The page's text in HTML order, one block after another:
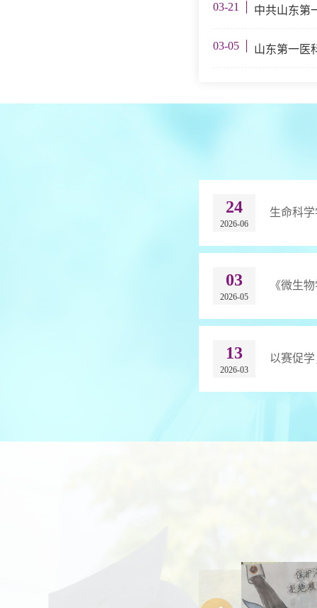
03-21 中共山东第
03-05 山东第一医
24
2026-06
生命科
03
2026-05
《微生
13
2026-03
以赛促